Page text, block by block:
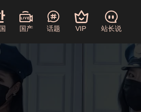
国产 话题 VIP 站长说